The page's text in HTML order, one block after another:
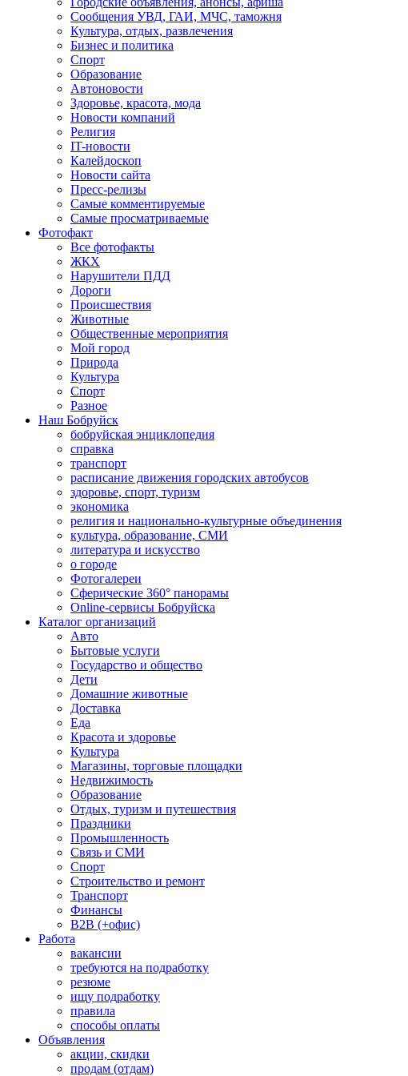
Сообщения УВД, ГАИ, МЧС, таможня
Культура, отдых, развлечения
Бизнес и политика
Спорт
Образование
Автоновости
Здоровье, красота, мода
Новости компаний
Религия
IT-новости
Калейдоскоп
Новости сайта
Пресс-релизы
Самые комментируемые
Самые просматриваемые
Фотофакт
Все фотофакты
ЖКХ
Нарушители ПДД
Дороги
Происшествия
Животные
Общественные мероприятия
Мой город
Природа
Культура
Спорт
Разное
Наш Бобруйск
бобруйская энциклопедия
справка
транспорт
расписание движения городских автобусов
здоровье, спорт, туризм
экономика
религия и национально-культурные объединения
культура, образование, СМИ
литература и искусство
о городе
Фотогалереи
Сферические 360° панорамы
Online-сервисы Бобруйска
Каталог организаций
Авто
Бытовые услуги
Государство и общество
Дети
Домашние животные
Доставка
Еда
Красота и здоровье
Культура
Магазины, торговые площадки
Недвижимость
Образование
Отдых, туризм и путешествия
Праздники
Промышленность
Связь и СМИ
Спорт
Строительство и ремонт
Транспорт
Финансы
B2B (+офис)
Работа
вакансии
требуются на подработку
резюме
ищу подработку
правила
способы оплаты
Объявления
акции, скидки
продам (отдам)